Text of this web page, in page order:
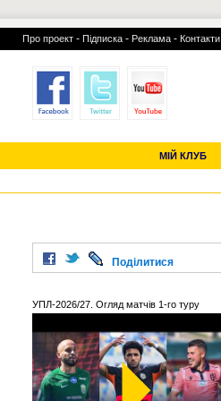
Про проект - Підписка - Реклама - Контакти
МІЙ КЛУБ
УСІ ТРАНСФЕРИ
Поділитися
УПЛ-2026/27. Огляд матчів 1-го туру